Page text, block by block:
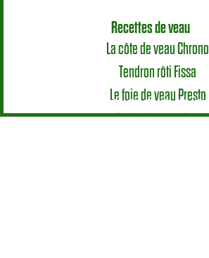
Recettes de veau
La côte de veau Chrono
Tendron rôti Fissa
Le foie de veau Presto
Toutes les recettes